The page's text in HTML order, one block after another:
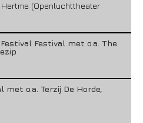
(Openluchttheater
Festival met o.a. The
met o.a. Terzij De Horde,